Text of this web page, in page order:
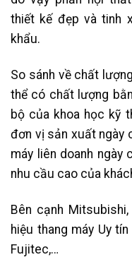
thiết kế đẹp và tinh
khẩu.
So sánh về chất
thể có chất lượng
bộ của khoa học kỹ
đơn vị sản xuất ngày
máy liên doanh
nhu cầu cao của
Bên cạnh
hiệu thang máy Uy
Fujitec,…